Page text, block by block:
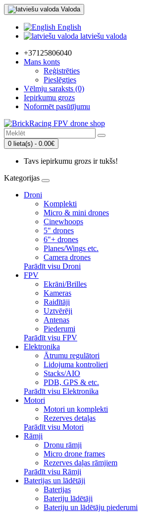
Valoda
English
latviešu valoda
+37125806040
Mans konts
Reģistrēties
Pieslēgties
Vēlmju saraksts (0)
Iepirkumu grozs
Noformēt pasūtījumu
0 lieta(s) - 0.00€
Tavs iepirkumu grozs ir tukšs!
Kategorijas
Droni
Komplekti
Micro & mini drones
Cinewhoops
5" drones
6"+ drones
Planes/Wings etc.
Camera drones
Parādīt visu Droni
FPV
Ekrāni/Brilles
Kameras
Raidītāji
Uztvērēji
Antenas
Piederumi
Parādīt visu FPV
Elektronika
Ātrumu regulātori
Lidojuma kontrolieri
Stacks/AIO
PDB, GPS & etc.
Parādīt visu Elektronika
Motori
Motori un komplekti
Rezerves detaļas
Parādīt visu Motori
Rāmji
Dronu rāmji
Micro drone frames
Rezerves daļas rāmjiem
Parādīt visu Rāmji
Baterijas un lādētāji
Baterijas
Bateriju lādētāji
Bateriju un lādētāju piederumi